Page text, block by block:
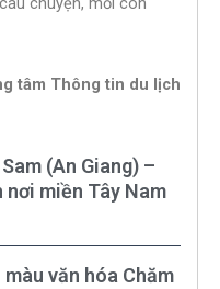
tâm Thông tin du lịch
(An Giang) –
miền Tây Nam
văn hóa Chăm